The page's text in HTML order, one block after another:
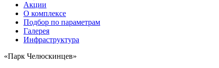
Акции
О комплексе
Подбор по параметрам
Галерея
Инфраструктура
«Парк Челюскинцев»